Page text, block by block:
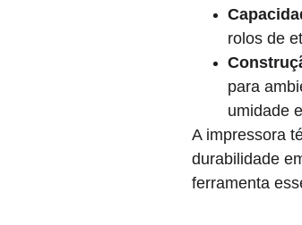
rolos de
para
umidade
A impressora
durabilidade
ferramenta